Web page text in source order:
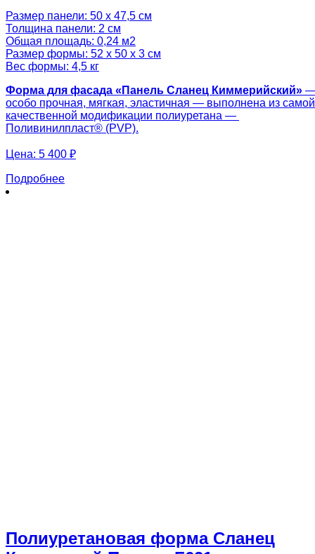
Размер панели: 50 х 47,5 см
Толщина панели: 2 см
Общая площадь: 0,24 м2
Размер формы: 52 х 50 х 3 см
Вес формы: 4,5 кг
Форма для фасада «Панель Сланец Киммерийский»
особо прочная, мягкая, эластичная — выполнена из самой
качественной модификации полиуретана —
Поливинилпласт® (PVP).
Цена: 5 400 ₽
Подробнее
Полиуретановая форма Сланец